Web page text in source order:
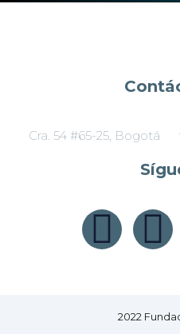
Cra. 54 #65-25, Bogotá​
2022